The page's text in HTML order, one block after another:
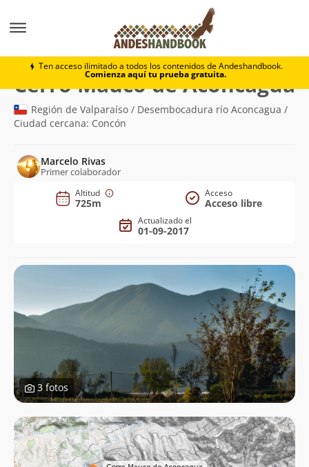
Ten acceso ilimitado a todos los contenidos de Andeshandbook.
Comienza aquí tu prueba gratuita.
Cerro Mauco de Aconcagua
Cerro Mauco de Aconcagua
Región de Valparaíso / Desembocadura río Aconcagua /
Ciudad cercana: Concón
Marcelo Rivas
Primer colaborador
Altitud
725m
Acceso
Acceso libre
Actualizado el
01-09-2017
3 fotos